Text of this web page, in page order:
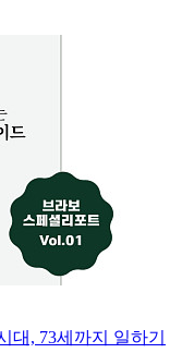
대, 73세까지 일하기